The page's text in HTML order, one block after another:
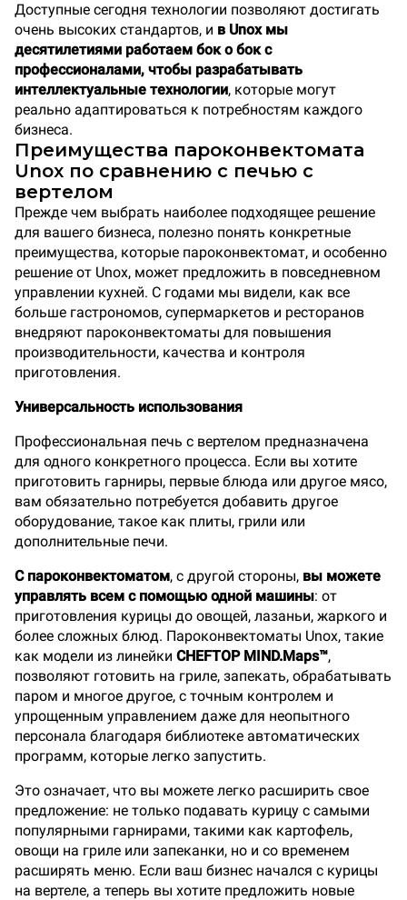
Доступные сегодня технологии позволяют достигать
очень высоких стандартов, и в Unox мы
десятилетиями работаем бок о бок с
профессионалами, чтобы разрабатывать
интеллектуальные технологии, которые могут
реально адаптироваться к потребностям каждого
бизнеса.
Преимущества пароконвектомата
Unox по сравнению с печью с
вертелом
Прежде чем выбрать наиболее подходящее решение
для вашего бизнеса, полезно понять конкретные
преимущества, которые пароконвектомат, и особенно
решение от Unox, может предложить в повседневном
управлении кухней. С годами мы видели, как все
больше гастрономов, супермаркетов и ресторанов
внедряют пароконвектоматы для повышения
производительности, качества и контроля
приготовления.
Универсальность использования
Профессиональная печь с вертелом предназначена
для одного конкретного процесса. Если вы хотите
приготовить гарниры, первые блюда или другое мясо,
вам обязательно потребуется добавить другое
оборудование, такое как плиты, грили или
дополнительные печи.
С пароконвектоматом, с другой стороны, вы можете
управлять всем с помощью одной машины: от
приготовления курицы до овощей, лазаньи, жаркого и
более сложных блюд. Пароконвектоматы Unox, такие
как модели из линейки CHEFTOP MIND.Maps™,
позволяют готовить на гриле, запекать, обрабатывать
паром и многое другое, с точным контролем и
упрощенным управлением даже для неопытного
персонала благодаря библиотеке автоматических
программ, которые легко запустить.
Это означает, что вы можете легко расширить свое
предложение: не только подавать курицу с самыми
популярными гарнирами, такими как картофель,
овощи на гриле или запеканки, но и со временем
расширять меню. Если ваш бизнес начался с курицы
на вертеле, а теперь вы хотите предложить новые